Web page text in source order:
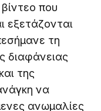
που
εξετάζονται
τη
διαφάνειας
της
να
ανωμαλίες